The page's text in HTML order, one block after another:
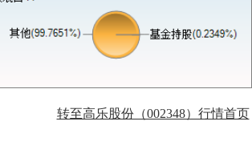
转至高乐股份（002348）行情首页